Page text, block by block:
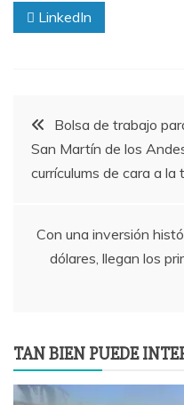
LinkedIn
Navegación
de
Bolsa de trabajo
San Martín de los
currículums de cara a la
Con una inversión
dólares, llegan los
TAN BIEN PUEDE